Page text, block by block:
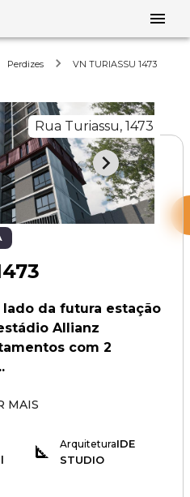
Perdizes
VN TURIASSU 1473
Rua Turiassu, 1473
lado da futura estação
Allianz
com 2
MAIS
ArquiteturaIDE
STUDIO